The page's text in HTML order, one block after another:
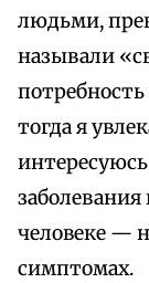
людьми,
называли
тогда я
человеке —
симптомах.